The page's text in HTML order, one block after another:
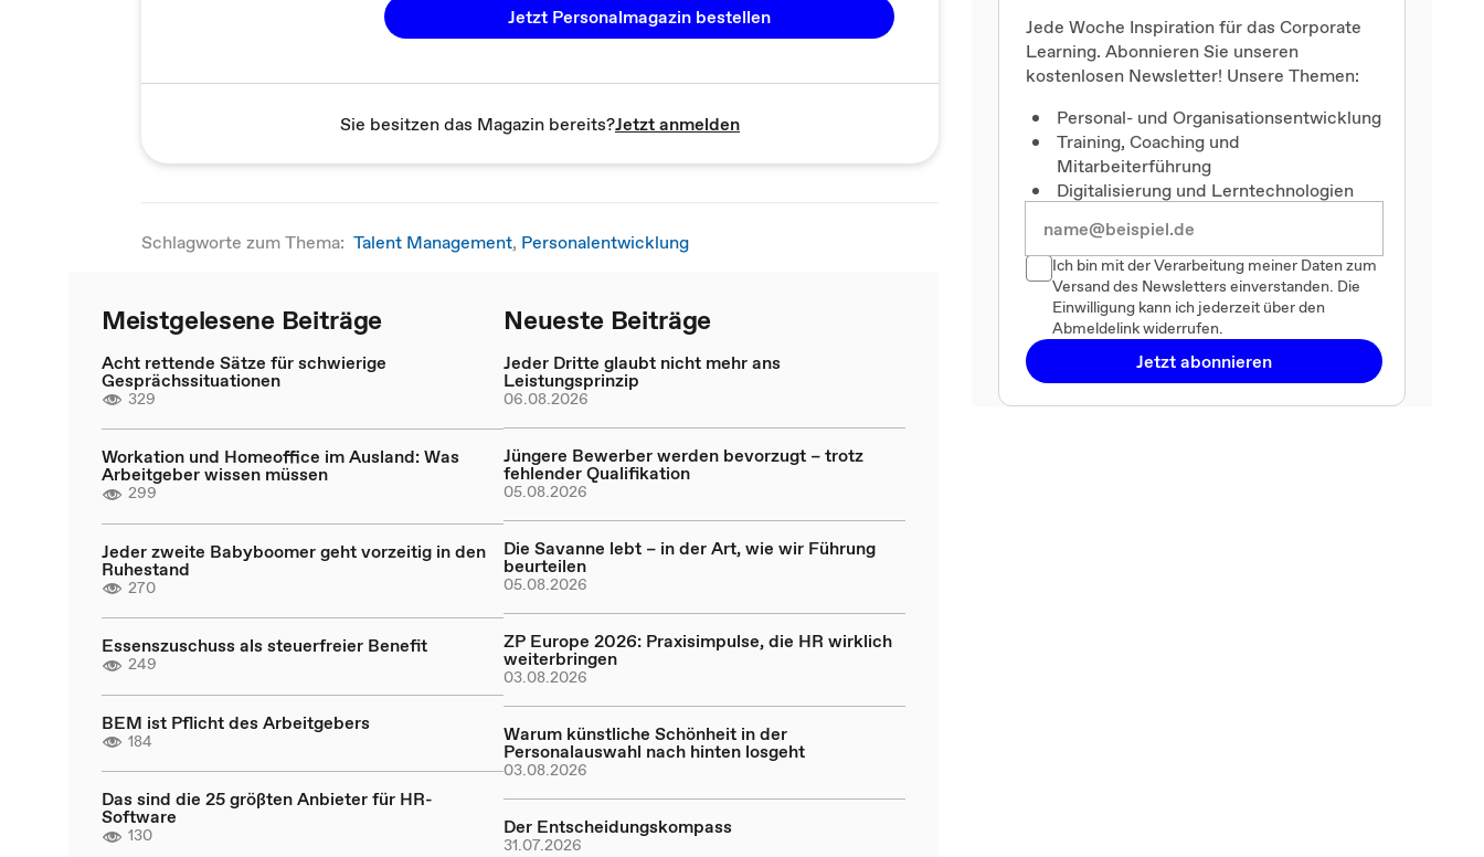
Jetzt Personalmagazin bestellen
Sie besitzen das Magazin bereits?Jetzt anmelden
Schlagworte zum Thema: Talent Management, Personalentwicklung
Meistgelesene Beiträge
Acht rettende Sätze für schwierige
Gesprächssituationen
329
Workation und Homeoffice im Ausland: Was
Arbeitgeber wissen müssen
299
Jeder zweite Babyboomer geht vorzeitig in den
Ruhestand
270
Essenszuschuss als steuerfreier Benefit
249
BEM ist Pflicht des Arbeitgebers
184
Das sind die 25 größten Anbieter für HR-
Software
130
Neueste Beiträge
Jeder Dritte glaubt nicht mehr ans
Leistungsprinzip
06.08.2026
Jüngere Bewerber werden bevorzugt – trotz
fehlender Qualifikation
05.08.2026
Die Savanne lebt – in der Art, wie wir Führung
beurteilen
05.08.2026
ZP Europe 2026: Praxisimpulse, die HR wirklich
weiterbringen
03.08.2026
Warum künstliche Schönheit in der
Personalauswahl nach hinten losgeht
03.08.2026
Der Entscheidungskompass
31.07.2026
Jede Woche Inspiration für das Corporate
Learning. Abonnieren Sie unseren
kostenlosen Newsletter! Unsere Themen:
Personal- und Organisationsentwicklung
Training, Coaching und
Mitarbeiterführung
Digitalisierung und Lerntechnologien
Ich bin mit der Verarbeitung meiner Daten zum
Versand des Newsletters einverstanden. Die
Einwilligung kann ich jederzeit über den
Abmeldelink widerrufen.
Jetzt abonnieren